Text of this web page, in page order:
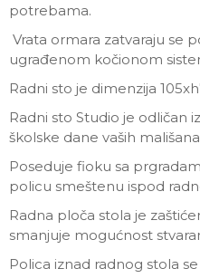
potrebama.
Vrata ormara zatvaraju se
ugrađenom kočionom
Radni sto je dimenzija
Radni sto Studio je odličan
školske dane vaših
Poseduje fioku sa
policu smeštenu ispod
Radna ploča stola je
smanjuje mogućnost
Polica iznad radnog stola